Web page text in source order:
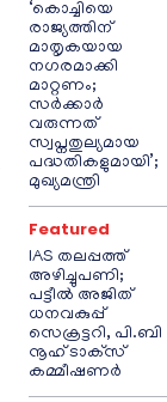
‘കൊച്ചിയെ
രാജ്യത്തിന്
മാതൃകയായ
നഗരമാക്കി
മാറ്റണം;
സർക്കാർ
വരുന്നത്
സ്വപ്നതുല്യമായ
പദ്ധതികളുമായി’;
മുഖ്യമന്ത്രി
Featured
IAS തലപ്പത്ത്
അഴിച്ചുപണി;
പട്ടീല്‍ അജിത്
ധനവകുപ്പ്
സെക്രട്ടറി, പി.ബി
നൂഹ് ടാക്‌സ്
കമ്മീഷണര്‍